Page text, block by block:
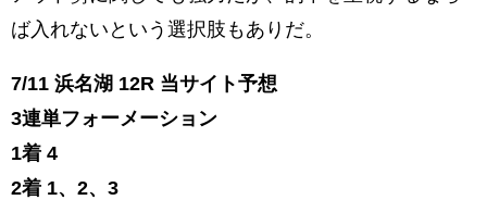
ば入れないという選択肢もありだ。
7/11 浜名湖 12R 当サイト予想
3連単フォーメーション
1着 4
2着 1、2、3